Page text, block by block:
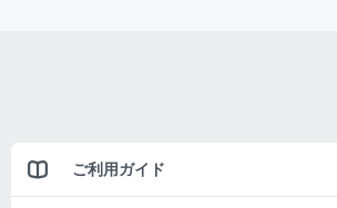
ご利用ガイド